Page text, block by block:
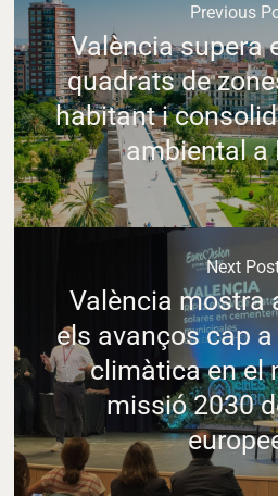
Previous
València supera
quadrats de
habitant i
ambiental a
Next
València mostra
els avanços cap
climàtica en el
missió 2030